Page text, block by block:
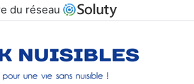
du réseau